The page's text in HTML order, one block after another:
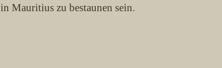
in Mauritius zu bestaunen sein.